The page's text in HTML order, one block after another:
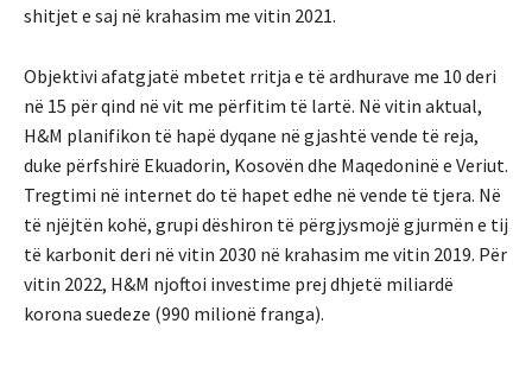
shitjet e saj në krahasim me vitin 2021.
Objektivi afatgjatë mbetet rritja e të ardhurave me 10 deri
në 15 për qind në vit me përfitim të lartë. Në vitin aktual,
H&M planifikon të hapë dyqane në gjashtë vende të reja,
duke përfshirë Ekuadorin, Kosovën dhe Maqedoninë e Veriut.
Tregtimi në internet do të hapet edhe në vende të tjera. Në
të njëjtën kohë, grupi dëshiron të përgjysmojë gjurmën e tij
të karbonit deri në vitin 2030 në krahasim me vitin 2019. Për
vitin 2022, H&M njoftoi investime prej dhjetë miliardë
korona suedeze (990 milionë franga).